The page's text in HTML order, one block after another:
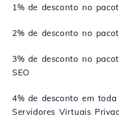
1% de desconto no
2% de desconto no
3% de desconto no
SEO
4% de desconto em
Servidores Virtuais